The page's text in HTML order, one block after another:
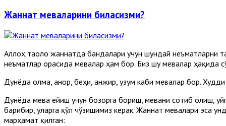
Жаннат меваларини биласизми?
Аллоҳ таоло жаннатда бандалари учун шундай неъматларни
неъматлар орасида мевалар ҳам бор. Биз шу мевалар ҳақида
Дунёда олма, анор, беҳи, анжир, узум каби мевалар бор.
Дунёда мева ейиш учун бозорга бориш, мевани сотиб олиш,
барибир, уларга қўл чўзишимиз керак. Жаннат мевалари эса
марҳамат қилган: